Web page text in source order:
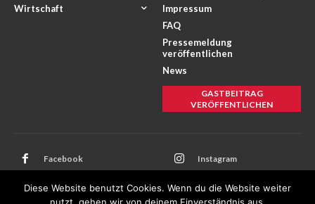
Wirtschaft
Impressum
FAQ
Pressemeldung
veröffentlichen
News
GASTBEITRAG
VERÖFFENTLICHEN
Facebook Instagram
Diese Website benutzt Cookies. Wenn du die Website weiter